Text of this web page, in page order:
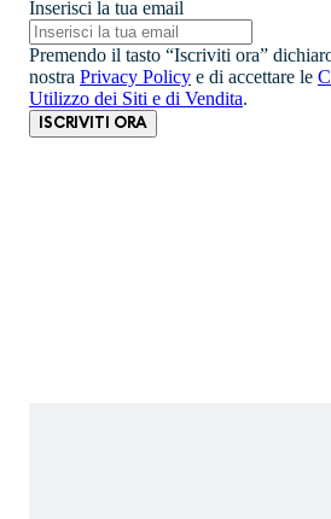
Inserisci la tua email
Premendo il tasto “Iscriviti ora”
nostra Privacy Policy e di accettare le
Utilizzo dei Siti e di Vendita.
ISCRIVITI ORA